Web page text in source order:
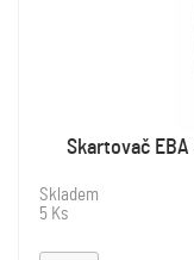
Skartovač
Skladem
5 Ks